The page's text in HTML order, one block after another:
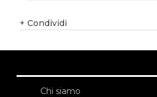
+ Condividi
Chi siamo